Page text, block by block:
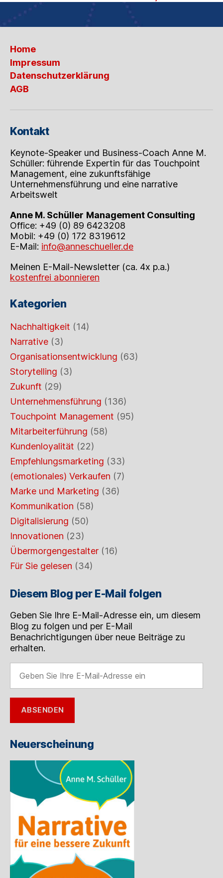
Home
Impressum
Datenschutzerklärung
AGB
Kontakt
Keynote-Speaker und Business-Coach Anne M.
Schüller: führende Expertin für das Touchpoint
Management, eine zukunftsfähige
Unternehmensführung und eine narrative
Arbeitswelt
Anne M. Schüller Management Consulting
Office: +49 (0) 89 6423208
Mobil: +49 (0) 172 8319612
E-Mail: info@anneschueller.de
Meinen E-Mail-Newsletter (ca. 4x p.a.)
kostenfrei abonnieren
Kategorien
Nachhaltigkeit (14)
Narrative (3)
Organisationsentwicklung (63)
Storytelling (3)
Zukunft (29)
Unternehmensführung (136)
Touchpoint Management (95)
Mitarbeiterführung (58)
Kundenloyalität (22)
Empfehlungsmarketing (33)
(emotionales) Verkaufen (7)
Marke und Marketing (36)
Kommunikation (58)
Digitalisierung (50)
Innovationen (23)
Übermorgengestalter (16)
Für Sie gelesen (34)
Diesem Blog per E-Mail folgen
Geben Sie Ihre E-Mail-Adresse ein, um diesem
Blog zu folgen und per E-Mail
Benachrichtigungen über neue Beiträge zu
erhalten.
Sie
Ihre
E-
Mail-
Adresse
ABSENDEN
Neuerscheinung